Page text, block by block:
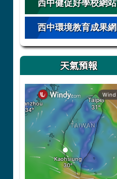
西中健促好學校網站
西中環境教育成果網
天氣預報